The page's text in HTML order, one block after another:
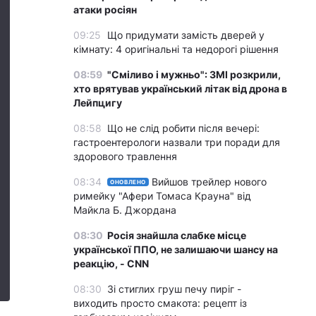
атаки росіян
09:25
Що придумати замість дверей у
кімнату: 4 оригінальні та недорогі рішення
08:59 "Сміливо і мужньо": ЗМІ розкрили,
хто врятував український літак від дрона в
Лейпцигу
08:58 Що не слід робити після вечері:
гастроентерологи назвали три поради для
здорового травлення
08:34 ОНОВЛЕНО
Вийшов трейлер нового
римейку "Афери Томаса Крауна" від
Майкла Б. Джордана
08:30 Росія знайшла слабке місце
української ППО, не залишаючи шансу на
реакцію, - CNN
08:30 Зі стиглих груш печу пиріг -
виходить просто смакота: рецепт із